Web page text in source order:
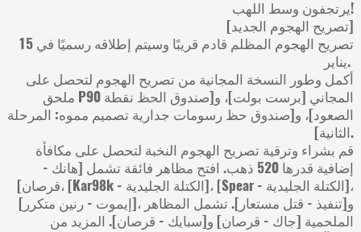
يرتجفون وسط اللهب!
[تصريح الهجوم الجديد]
تصريح الهجوم المظلم قادم قريبًا وسيتم إطلاقه رسميًا في 15
يناير.
أكمل وطور النسخة المجانية من تصريح الهجوم لتحصل على
ملحق P90 المجاني [برست بولت]، و[صندوق الحظ نقطة
الصعود]، و[صندوق حظ رسومات جدارية تصميم مموه: المرحلة
الثانية].
قم بشراء وترقية تصريح الهجوم النخبة لتحصل على مكافأة
إضافية قدرها 520 ذهب. افتح مظاهر فائقة تشمل [هانك -
قرصان]، [Kar98k - الكتلة الجليدية]، [Spear - الكتلة الجليدية]،
[إيموت - رنين متكرر]، و[تنفيذ - قتل مستعار]. تشمل المظاهر
الملحمية [جاك - قرصان] و[سبايك - قرصان]. المزيد من